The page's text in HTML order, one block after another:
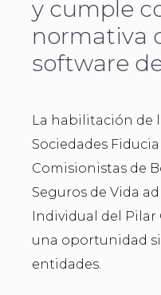
y cumple
normativa
software
La habilitación de
Sociedades
Comisionistas de
Seguros de Vida
Individual del
una oportunidad
entidades.